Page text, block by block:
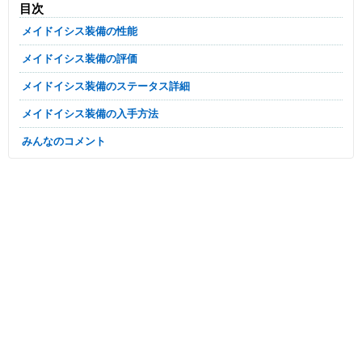
目次
メイドイシス装備の性能
メイドイシス装備の評価
メイドイシス装備のステータス詳細
メイドイシス装備の入手方法
みんなのコメント